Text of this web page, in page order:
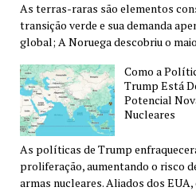
As terras-raras são elementos
transição verde e sua demanda
global; A Noruega descobriu o
Como a
Trump Está
Potencial
Nucleares
As políticas de Trump
proliferação, aumentando o risco
armas nucleares. Aliados dos EUA,